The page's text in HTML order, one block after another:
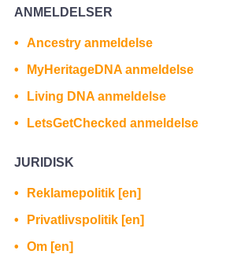
ANMELDELSER
Ancestry anmeldelse
MyHeritageDNA anmeldelse
Living DNA anmeldelse
LetsGetChecked anmeldelse
JURIDISK
Reklamepolitik [en]
Privatlivspolitik [en]
Om [en]